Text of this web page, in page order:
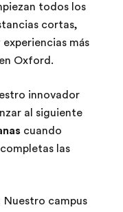
todos los
cortas,
más
Oxford.
innovador
al siguiente
cuando
las
Nuestro campus